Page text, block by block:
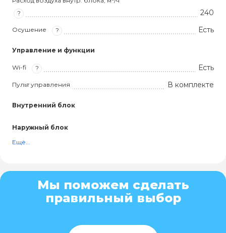
?
240
Осушение ? Есть
Управление и функции
Wi-fi ? Есть
Пульт управления В комплекте
Внутренний блок
Наружный блок
Ещё...
Мы поможем сделать
правильный выбор